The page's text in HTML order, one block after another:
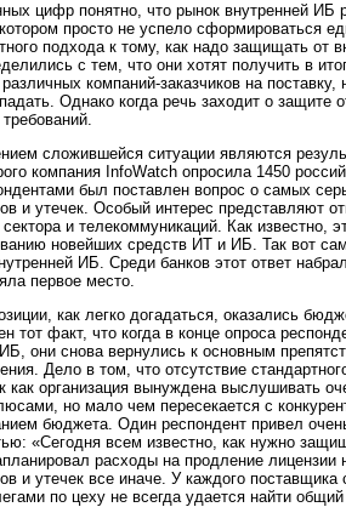
цифр понятно, что рынок внутренней
просто не успело сформироваться
подхода к тому, как надо защищать от
с тем, что они хотят получить в
компаний-заказчиков на поставку,
Однако когда речь заходит о защите
сложившейся ситуации являются
компания InfoWatch опросила 1450
был поставлен вопрос о самых
и утечек. Особый интерес представляют
сектора и телекоммуникаций. Как известно,
новейших средств ИТ и ИБ. Так вот
ИБ. Среди банков этот ответ
первое место.
как легко догадаться, оказались
тот факт, что когда в конце опроса
они снова вернулись к основным
Дело в том, что отсутствие
как организация вынуждена выслушивать
но мало чем пересекается с
бюджета. Один респондент привел
«Сегодня всем известно, как нужно
расходы на продление
и утечек все иначе. У каждого
по цеху не всегда удается найти